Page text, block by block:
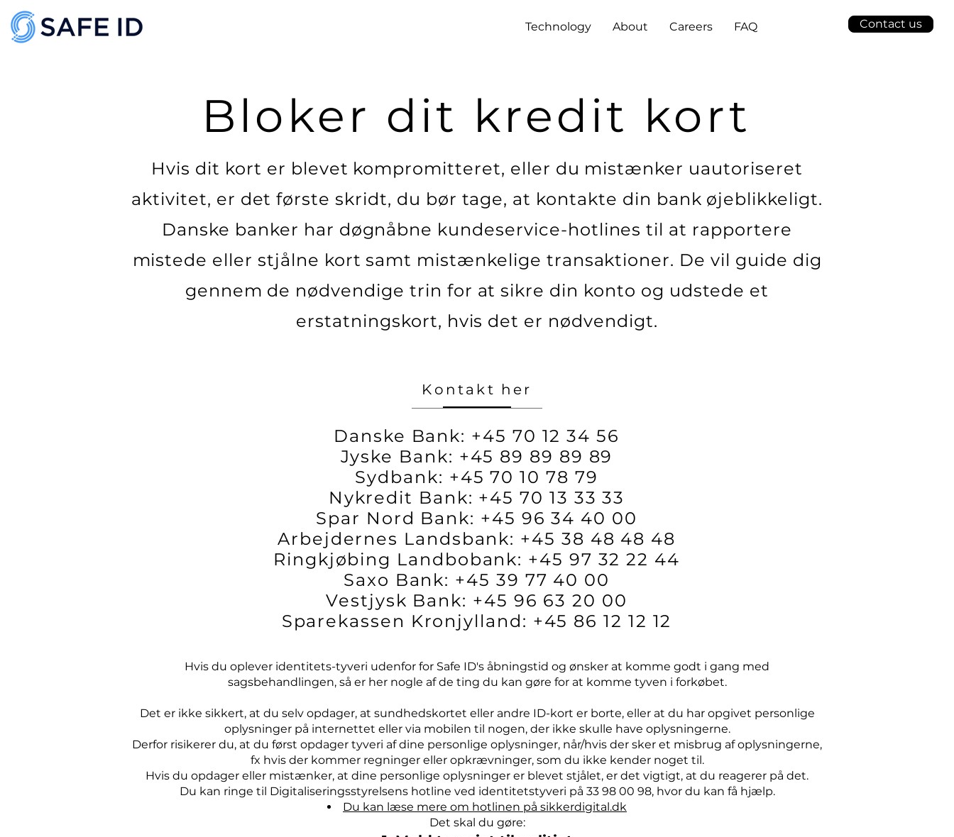
Technology About Careers FAQ Contact us
Bloker dit kredit kort
Hvis dit kort er blevet kompromitteret, eller du mistænker uautoriseret
aktivitet, er det første skridt, du bør tage, at kontakte din bank øjeblikkeligt.
Danske banker har døgnåbne kundeservice-hotlines til at rapportere
mistede eller stjålne kort samt mistænkelige transaktioner. De vil guide dig
gennem de nødvendige trin for at sikre din konto og udstede et
erstatningskort, hvis det er nødvendigt.
Kontakt her
Danske Bank: +45 70 12 34 56
Jyske Bank: +45 89 89 89 89
Sydbank: +45 70 10 78 79
Nykredit Bank: +45 70 13 33 33
Spar Nord Bank: +45 96 34 40 00
Arbejdernes Landsbank: +45 38 48 48 48
Ringkjøbing Landbobank: +45 97 32 22 44
Saxo Bank: +45 39 77 40 00
Vestjysk Bank: +45 96 63 20 00
Sparekassen Kronjylland: +45 86 12 12 12
Hvis du oplever identitets-tyveri udenfor for Safe ID's åbningstid og ønsker at komme godt i gang med
sagsbehandlingen, så er her nogle af de ting du kan gøre for at komme tyven i forkøbet.
Det er ikke sikkert, at du selv opdager, at sundhedskortet eller andre ID-kort er borte, eller at du har opgivet personlige
oplysninger på internettet eller via mobilen til nogen, der ikke skulle have oplysningerne.
Derfor risikerer du, at du først opdager tyveri af dine personlige oplysninger, når/hvis der sker et misbrug af oplysningerne,
fx hvis der kommer regninger eller opkrævninger, som du ikke kender noget til.
Hvis du opdager eller mistænker, at dine personlige oplysninger er blevet stjålet, er det vigtigt, at du reagerer på det.
Du kan ringe til Digitaliseringsstyrelsens hotline ved identitetstyveri på 33 98 00 98, hvor du kan få hjælp.
Du kan læse mere om hotlinen på sikkerdigital.dk
Det skal du gøre: